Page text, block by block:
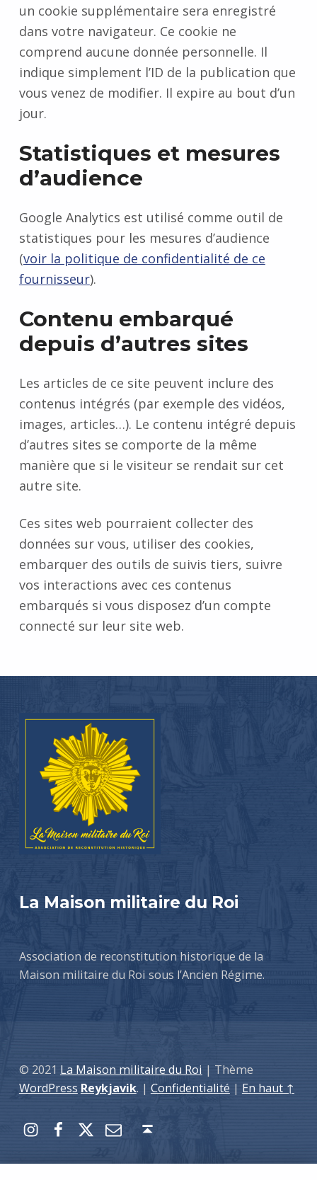
un cookie supplémentaire sera enregistré
dans votre navigateur. Ce cookie ne
comprend aucune donnée personnelle. Il
indique simplement l’ID de la publication que
vous venez de modifier. Il expire au bout d’un
jour.
Statistiques et mesures
d’audience
Google Analytics est utilisé comme outil de
statistiques pour les mesures d’audience
(voir la politique de confidentialité de ce
fournisseur).
Contenu embarqué
depuis d’autres sites
Les articles de ce site peuvent inclure des
contenus intégrés (par exemple des vidéos,
images, articles…). Le contenu intégré depuis
d’autres sites se comporte de la même
manière que si le visiteur se rendait sur cet
autre site.
Ces sites web pourraient collecter des
données sur vous, utiliser des cookies,
embarquer des outils de suivis tiers, suivre
vos interactions avec ces contenus
embarqués si vous disposez d’un compte
connecté sur leur site web.
La Maison militaire du Roi
Association de reconstitution historique de la
Maison militaire du Roi sous l’Ancien Régime.
© 2021 La Maison militaire du Roi | Thème
WordPress Reykjavik. | Confidentialité | En haut ↑
Instagram
Facebook
These
cookies are
They are
needed for
the website
to function.
Statistics
In order for
improve the
website's
functionality
and
structure,
based on
how the
Experience
In order for
our website
to perform
as well as
cookies,
functionality
disappear
from the
your
behavior as
you visit our
content and
offers.